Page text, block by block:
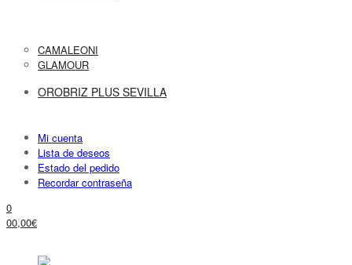
CAMALEONI
GLAMOUR
OROBRIZ PLUS SEVILLA
Mi cuenta
Lista de deseos
Estado del pedido
Recordar contraseña
0
00,00€